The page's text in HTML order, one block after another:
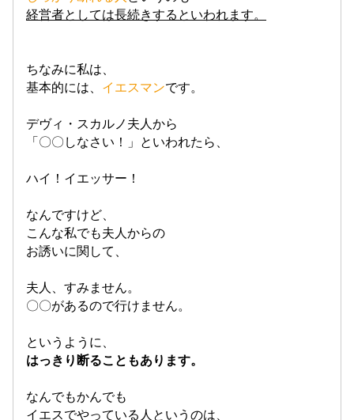
経営者としては長続きするといわれます。
ちなみに私は、
基本的には、 イエスマンです。
デヴィ・スカルノ夫人から
「〇〇しなさい！」といわれたら、
ハイ！イエッサー！
なんですけど、
こんな私でも夫人からの
お誘いに関して、
夫人、すみません。
〇〇があるので行けません。
というように、
はっきり断ることもあります。
なんでもかんでも
イエスでやっている人というのは、